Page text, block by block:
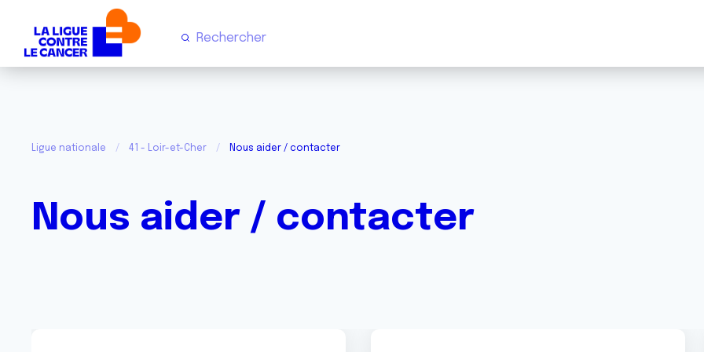
Ligue nationale 41 - Loir-et-Cher Nous aider / contacter
Nous aider / contacter